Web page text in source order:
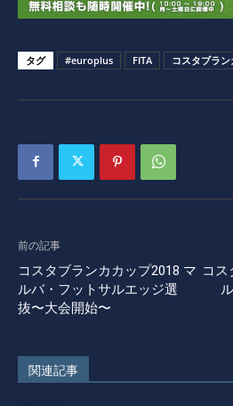
タグ #europlus FITA コスタブラ
前の記事
コスタブランカカップ2018 マ
ルバ・フットサルエッジ選
抜〜大会開始〜
コス
関連記事